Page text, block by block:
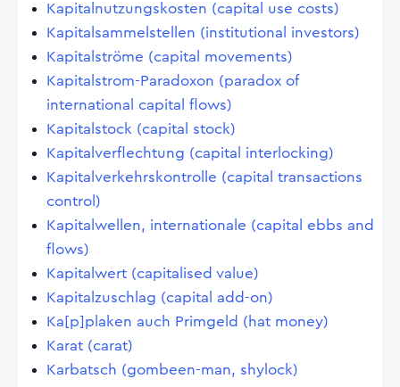
Kapitalnutzungskosten (capital use costs)
Kapitalsammelstellen (institutional investors)
Kapitalströme (capital movements)
Kapitalstrom-Paradoxon (paradox of
international capital flows)
Kapitalstock (capital stock)
Kapitalverflechtung (capital interlocking)
Kapitalverkehrskontrolle (capital transactions
control)
Kapitalwellen, internationale (capital ebbs and
flows)
Kapitalwert (capitalised value)
Kapitalzuschlag (capital add-on)
Ka[p]plaken auch Primgeld (hat money)
Karat (carat)
Karbatsch (gombeen-man, shylock)